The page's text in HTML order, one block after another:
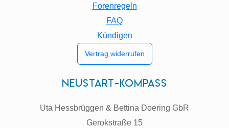
Forenregeln
FAQ
Kündigen
Vertrag widerrufen
Neustart-Kompass
Uta Hessbrüggen & Bettina Doering GbR
Gerokstraße 15